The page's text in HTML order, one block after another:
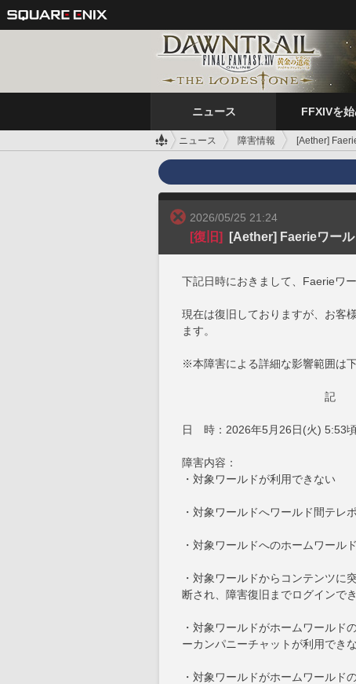
ニュース FFXIVを
ニュース 障害情報 [Aether]
2026/05/25 21:24
[復旧] [Aether] Faerieワー
下記日時におきまして、Faerieワ
現在は復旧しておりますが、お客
ます。
※本障害による詳細な影響範囲は
記
日 時：2026年5月26日(火) 5:53
障害内容：
・対象ワールドが利用できない
・対象ワールドへワールド間テレ
・対象ワールドへのホームワール
・対象ワールドからコンテンツに
断され、障害復旧までログインで
・対象ワールドがホームワールド
ーカンパニーチャットが利用でき
・対象ワールドがホームワールド